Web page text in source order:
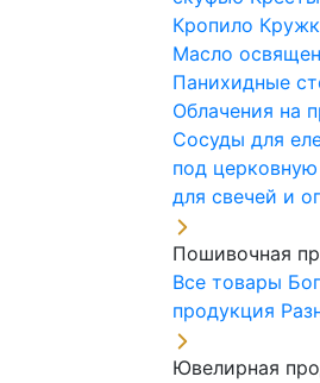
Кропило
Масло
Панихидные
Облачения на
Сосуды для
под
для свечей и
Пошивочная
Все товары
продукция
Ювелирная